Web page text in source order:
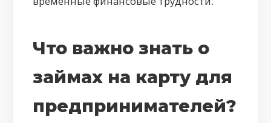
Что важно знать о
займах на карту для
предпринимателей?